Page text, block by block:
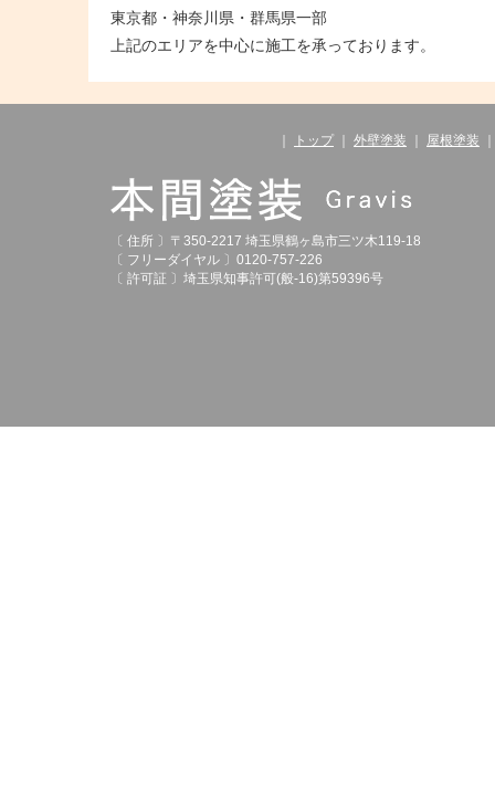
東京都・神奈川県・群馬県一部
上記のエリアを中心に施工を承っております。
トップ 外壁塗装 屋根塗装
〔 住所 〕〒350-2217 埼玉県鶴ヶ島市三ツ木119-18
〔 フリーダイヤル 〕0120-757-226
〔 許可証 〕埼玉県知事許可(般-16)第59396号